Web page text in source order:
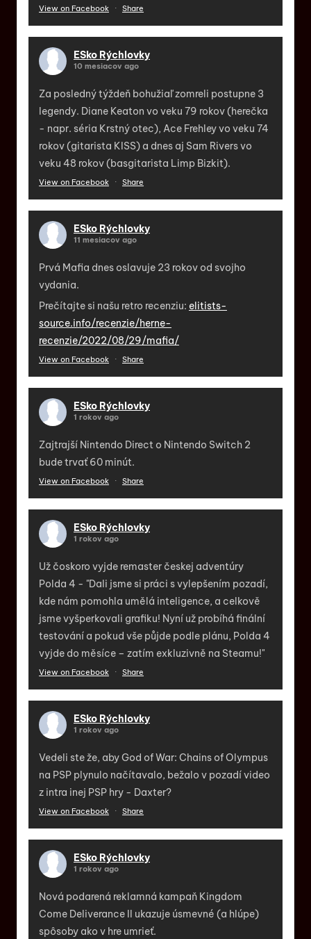
View on Facebook · Share
ESko Rýchlovky
10 mesiacov ago
Za posledný týždeň bohužiaľ zomreli postupne 3
legendy. Diane Keaton vo veku 79 rokov (herečka
- napr. séria Krstný otec), Ace Frehley vo veku 74
rokov (gitarista KISS) a dnes aj Sam Rivers vo
veku 48 rokov (basgitarista Limp Bizkit).
View on Facebook · Share
ESko Rýchlovky
11 mesiacov ago
Prvá Mafia dnes oslavuje 23 rokov od svojho
vydania.
Prečítajte si našu retro recenziu: elitists-
source.info/recenzie/herne-
recenzie/2022/08/29/mafia/
View on Facebook · Share
ESko Rýchlovky
1 rokov ago
Zajtrajší Nintendo Direct o Nintendo Switch 2
bude trvať 60 minút.
View on Facebook · Share
ESko Rýchlovky
1 rokov ago
Už čoskoro vyjde remaster českej adventúry
Polda 4 - "Dali jsme si práci s vylepšením pozadí,
kde nám pomohla umělá inteligence, a celkově
jsme vyšperkovali grafiku! Nyní už probíhá finální
testování a pokud vše půjde podle plánu, Polda 4
vyjde do měsíce – zatím exkluzivně na Steamu!"
View on Facebook · Share
ESko Rýchlovky
1 rokov ago
Vedeli ste že, aby God of War: Chains of Olympus
na PSP plynulo načítavalo, bežalo v pozadí video
z intra inej PSP hry - Daxter?
View on Facebook · Share
ESko Rýchlovky
1 rokov ago
Nová podarená reklamná kampaň Kingdom
Come Deliverance II ukazuje úsmevné (a hlúpe)
spôsoby ako v hre umrieť.